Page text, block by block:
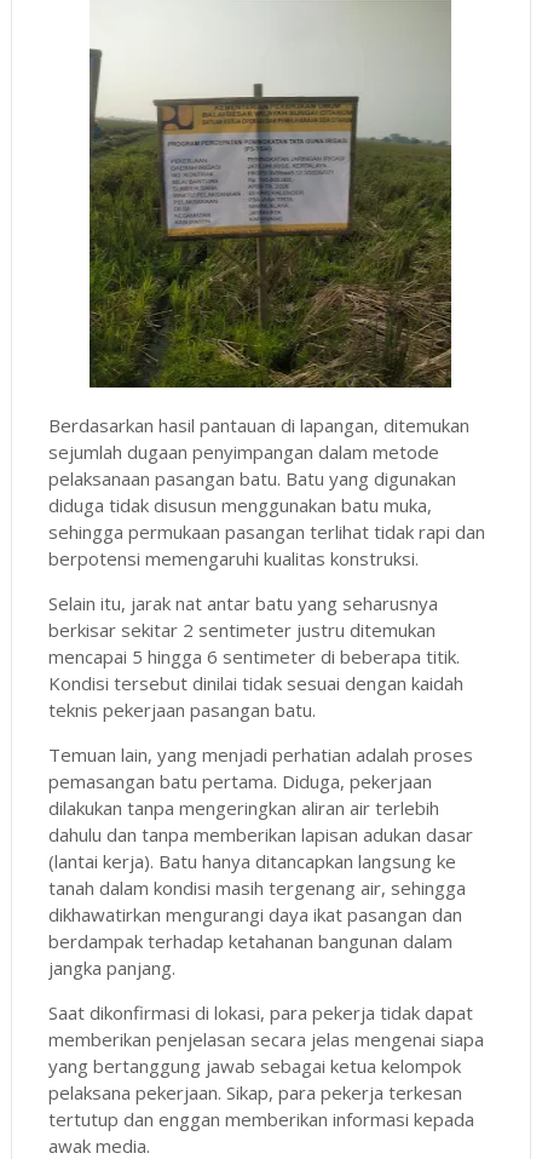
Berdasarkan hasil pantauan di lapangan, ditemukan
sejumlah dugaan penyimpangan dalam metode
pelaksanaan pasangan batu. Batu yang digunakan
diduga tidak disusun menggunakan batu muka,
sehingga permukaan pasangan terlihat tidak rapi dan
berpotensi memengaruhi kualitas konstruksi.
Selain itu, jarak nat antar batu yang seharusnya
berkisar sekitar 2 sentimeter justru ditemukan
mencapai 5 hingga 6 sentimeter di beberapa titik.
Kondisi tersebut dinilai tidak sesuai dengan kaidah
teknis pekerjaan pasangan batu.
Temuan lain, yang menjadi perhatian adalah proses
pemasangan batu pertama. Diduga, pekerjaan
dilakukan tanpa mengeringkan aliran air terlebih
dahulu dan tanpa memberikan lapisan adukan dasar
(lantai kerja). Batu hanya ditancapkan langsung ke
tanah dalam kondisi masih tergenang air, sehingga
dikhawatirkan mengurangi daya ikat pasangan dan
berdampak terhadap ketahanan bangunan dalam
jangka panjang.
Saat dikonfirmasi di lokasi, para pekerja tidak dapat
memberikan penjelasan secara jelas mengenai siapa
yang bertanggung jawab sebagai ketua kelompok
pelaksana pekerjaan. Sikap, para pekerja terkesan
tertutup dan enggan memberikan informasi kepada
awak media.